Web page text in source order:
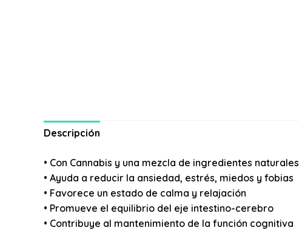
Descripción
• Con Cannabis y una mezcla de ingredientes naturales
• Ayuda a reducir la ansiedad, estrés, miedos y fobias
• Favorece un estado de calma y relajación
• Promueve el equilibrio del eje intestino-cerebro
• Contribuye al mantenimiento de la función cognitiva